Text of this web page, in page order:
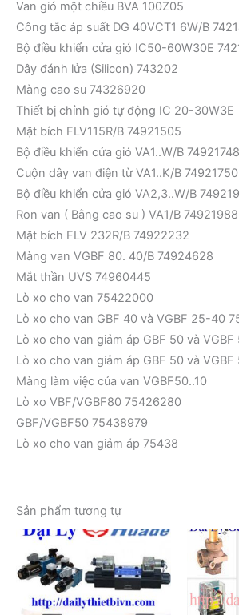
Van gió một chiều BVA 100Z05
Công tắc áp suất DG 40VCT1 6W/B
Bộ điều khiển cửa gió IC50-60W30E
Dây đánh lửa (Silicon) 743202
Màng cao su 74326920
Thiết bị chỉnh gió tự động IC 20-30W3E
Mặt bích FLV115R/B 74921505
Bộ điều khiển cửa gió VA1..W/B 74921748
Cuộn dây van điện từ VA1..K/B 74921750
Bộ điều khiển cửa gió VA2,3..W/B
Ron van ( Bằng cao su ) VA1/B 74921988
Mặt bích FLV 232R/B 74922232
Màng van VGBF 80. 40/B 74924628
Mắt thần UVS 74960445
Lò xo cho van 75422000
Lò xo cho van GBF 40 và VGBF 25-40
Lò xo cho van giảm áp GBF 50 và VGBF
Lò xo cho van giảm áp GBF 50 và VGBF
Màng làm việc của van VGBF50..10
Lò xo VBF/VGBF80 75426280
GBF/VGBF50 75438979
Lò xo cho van giảm áp 75438
Sản phẩm tương tự